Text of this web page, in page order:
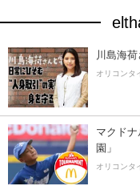
川島海
オリコンタ
マクド
園」
オリコンタ